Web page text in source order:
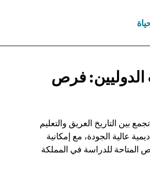
الدوليين: فرص
بين التاريخ العريق والتعليم
عالية الجودة، مع إمكانية
للدراسة في المملكة